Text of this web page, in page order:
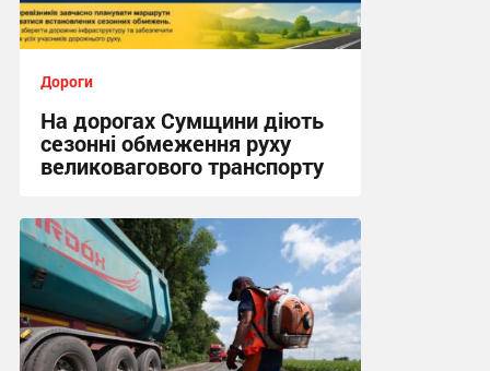
Дороги
На дорогах Сумщини діють
сезонні обмеження руху
великовагового транспорту
08:21, 4.08.2026